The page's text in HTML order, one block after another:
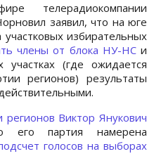
телерадиокомпании
заявил, что на юге
избирательных
члены от блока НУ-НСи
(где ожидается
регионов) результаты
регионов Виктор Янукович
его партия намерена
голосов на выборах